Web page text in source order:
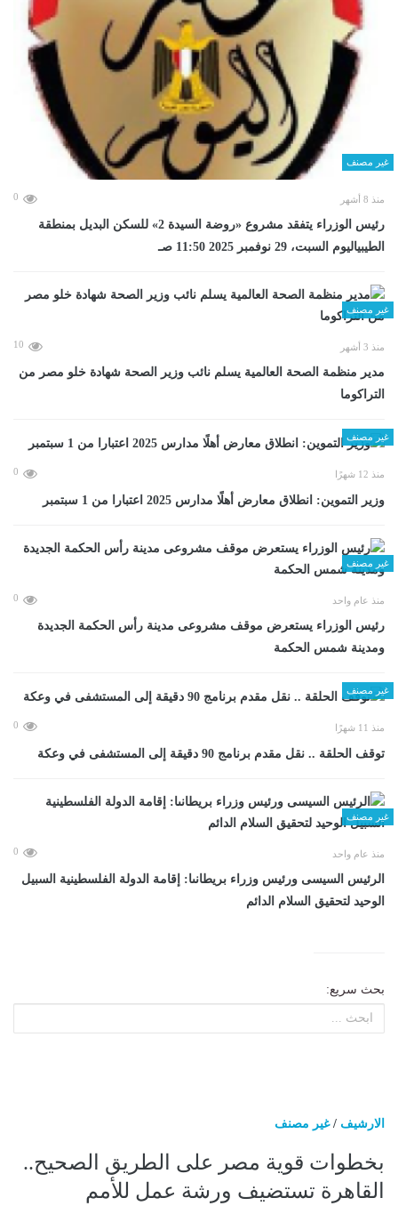
غير مصنف
منذ 8 أشهر 0
رئيس الوزراء يتفقد مشروع «روضة السيدة 2» للسكن البديل بمنطقة
الطيبياليوم السبت، 29 نوفمبر 2025 11:50 صـ
غير مصنف
منذ 3 أشهر 10
مدير منظمة الصحة العالمية يسلم نائب وزير الصحة شهادة خلو مصر من
التراكوما
غير مصنف
منذ 12 شهرًا 0
وزير التموين: انطلاق معارض أهلًا مدارس 2025 اعتبارا من 1 سبتمبر
غير مصنف
منذ عام واحد 0
رئيس الوزراء يستعرض موقف مشروعى مدينة رأس الحكمة الجديدة
ومدينة شمس الحكمة
غير مصنف
منذ 11 شهرًا 0
توقف الحلقة .. نقل مقدم برنامج 90 دقيقة إلى المستشفى في وعكة
غير مصنف
منذ عام واحد 0
الرئيس السيسى ورئيس وزراء بريطانىا: إقامة الدولة الفلسطينية السبيل
الوحيد لتحقيق السلام الدائم
بحث سريع:
الارشيف /غير مصنف
بخطوات قوية مصر على الطريق الصحيح..
القاهرة تستضيف ورشة عمل للأمم